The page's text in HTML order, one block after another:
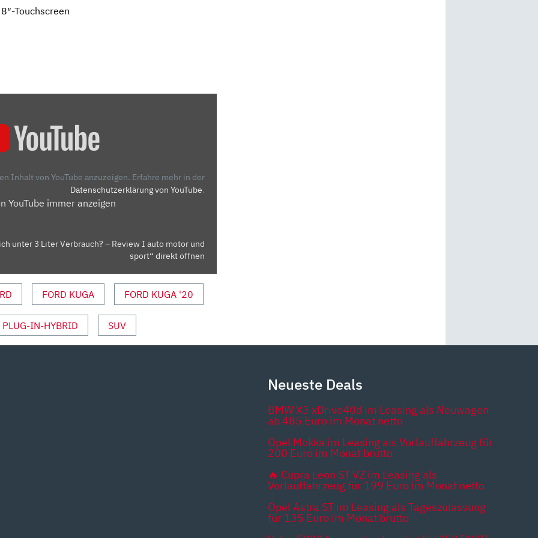
Touchscreen
Inhalt von YouTube anzuzeigen. Erfahre mehr in der
Datenschutzerklärung von YouTube.
YouTube immer anzeigen
unter 3 Liter Verbrauch? – Review I auto motor und
sport“ direkt öffnen
FORD KUGA FORD KUGA '20
PLUG-IN-HYBRID SUV
Neueste Deals
BMW X3 xDrive40d im Leasing als Neuwagen
ab 485 Euro im Monat netto
Opel Mokka im Leasing als Vorlauffahrzeug für
200 Euro im Monat brutto
🔥 Cupra Leon ST VZ im Leasing als
Vorlauffahrzeug für 199 Euro im Monat netto
Opel Astra ST im Leasing als Tageszulassung
für 135 Euro im Monat brutto